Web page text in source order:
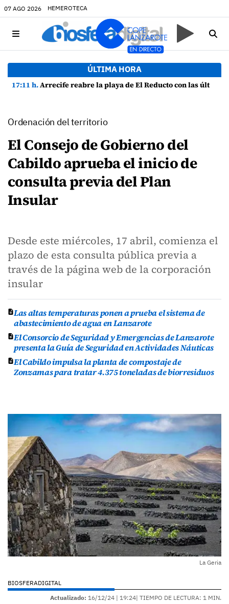
07 AGO 2026 HEMEROTECA
ÚLTIMA HORA
17:11 h.Arrecife reabre la playa de El Reducto con las últimas analíticas mostrando "una buena calidad de las aguas para el baño"
Ordenación del territorio
El Consejo de Gobierno del
Cabildo aprueba el inicio de
consulta previa del Plan
Insular
Desde este miércoles, 17 abril, comienza el
plazo de esta consulta pública previa a
través de la página web de la corporación
insular
Las altas temperaturas ponen a prueba el sistema de
abastecimiento de agua en Lanzarote
El Consorcio de Seguridad y Emergencias de Lanzarote
presenta la Guía de Seguridad en Actividades Náuticas
El Cabildo impulsa la planta de compostaje de
Zonzamas para tratar 4.375 toneladas de biorresiduos
La Geria
BIOSFERADIGITAL
Actualizado: 16/12/24 | 19:24| TIEMPO DE LECTURA: 1 MIN.